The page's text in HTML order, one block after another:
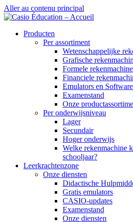
Aller au contenu principal
Producten
Per assortiment
Wetenschappelijke
Grafische
Formele rekenmachine
Financiele
Emulators en Software
Examenstand
Onze
Per onderwijsniveau
Lager
Secundair
Hoger onderwijs
Welke rekenmachine
schooljaar?
Leerkrachtenzone
Onze diensten
Didactische
Gratis emulators
CASIO-updates
Examenstand
Onze diensten